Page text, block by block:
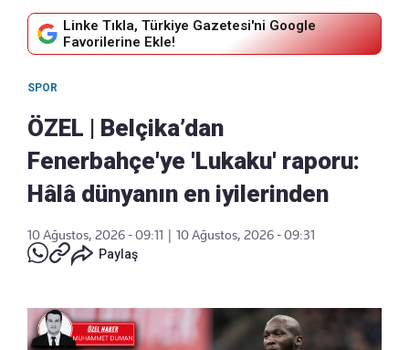
Linke Tıkla, Türkiye Gazetesi'ni Google
Favorilerine Ekle!
SPOR
ÖZEL | Belçika’dan
Fenerbahçe'ye 'Lukaku' raporu:
Hâlâ dünyanın en iyilerinden
10 Ağustos, 2026 - 09:11
10 Ağustos, 2026 - 09:31
Paylaş